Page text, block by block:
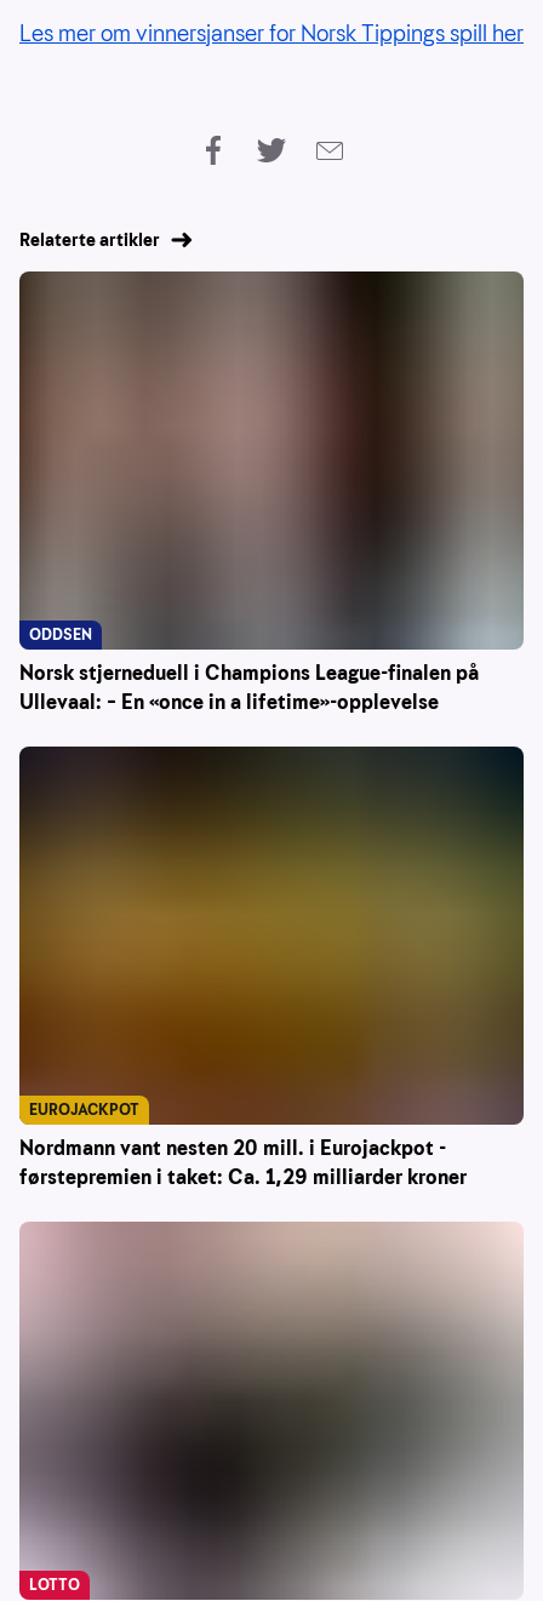
Les mer om vinnersjanser for Norsk Tippings spill her
Relaterte artikler
Norsk stjerneduell i Champions League-finalen på
Ullevaal: – En «once in a lifetime»-opplevelse
ODDSEN
Nordmann vant nesten 20 mill. i Eurojackpot -
førstepremien i taket: Ca. 1,29 milliarder kroner
EUROJACKPOT
LOTTO